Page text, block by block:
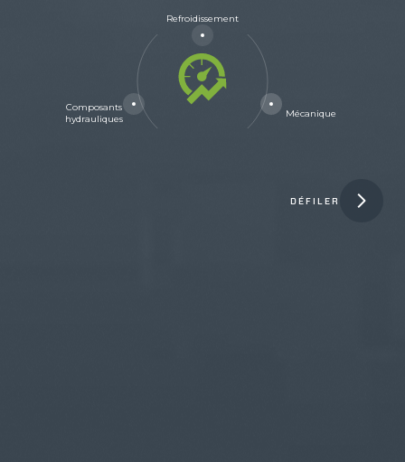
DÉFILER
Mécanique
Composants
hydrauliques
Refroidissement